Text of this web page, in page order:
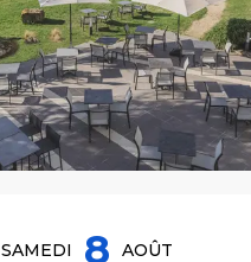
SAMEDI 8 AOÛT